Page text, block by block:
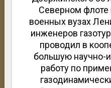
Северном флоте
военных вузах
инженеров
проводил в
большую научно-
работу по